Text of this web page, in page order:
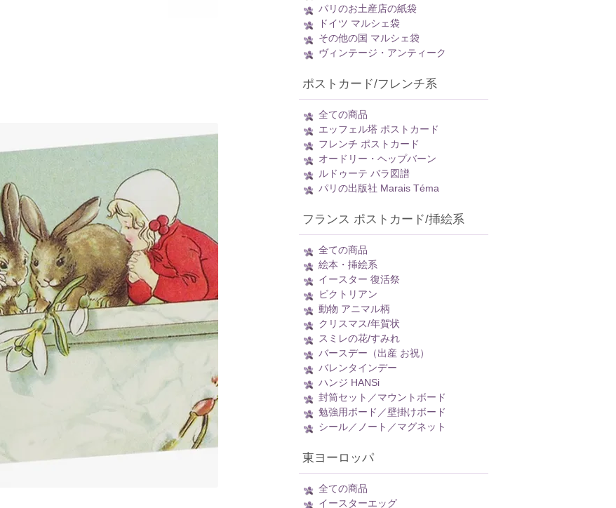
パリのお土産店の紙袋
ドイツ マルシェ袋
その他の国 マルシェ袋
ヴィンテージ・アンティーク
ポストカード/フレンチ系
全ての商品
エッフェル塔 ポストカード
フレンチ ポストカード
オードリー・ヘップバーン
ルドゥーテ バラ図譜
パリの出版社 Marais Téma
フランス ポストカード/挿絵系
全ての商品
絵本・挿絵系
イースター 復活祭
ビクトリアン
動物 アニマル柄
クリスマス/年賀状
スミレの花/すみれ
バースデー（出産 お祝）
バレンタインデー
ハンジ HANSi
封筒セット／マウントボード
勉強用ボード／壁掛けボード
シール／ノート／マグネット
東ヨーロッパ
全ての商品
イースターエッグ